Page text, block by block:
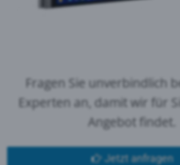
Fragen Sie unverbindlich
Experten an, damit wir für
Angebot findet.
Jetzt anfragen